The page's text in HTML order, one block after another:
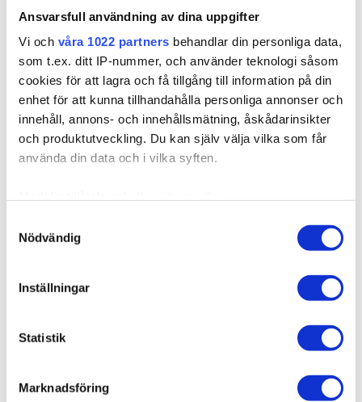
Ansvarsfull användning av dina uppgifter
Vi och våra 1022 partners behandlar din personliga data,
som t.ex. ditt IP-nummer, och använder teknologi såsom
cookies för att lagra och få tillgång till information på din
enhet för att kunna tillhandahålla personliga annonser och
innehåll, annons- och innehållsmätning, åskådarinsikter
och produktutveckling. Du kan själv välja vilka som får
använda din data och i vilka syften.
kan ha en noggrannhet på upp till flera meter
Ta reda på mer om hur dina personliga uppgifter
Du kan ändra eller dra tillbaka ditt samtycke när som
Vi använder enhetsidentifierare för att anpassa innehållet
Nödvändig
Inställningar
Statistik
Marknadsföring
LISÄÄ OSTOSKORIIN
Kuvaus
Kvalitet & Hoito
Related products